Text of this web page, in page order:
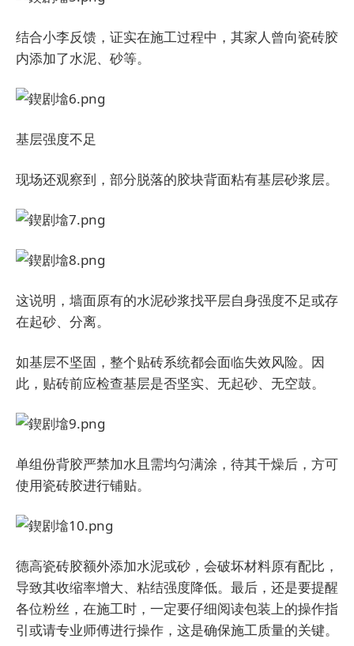
结合小李反馈，证实在施工过程中，其家人曾向瓷砖胶
内添加了水泥、砂等。
基层强度不足
现场还观察到，部分脱落的胶块背面粘有基层砂浆层。
这说明，墙面原有的水泥砂浆找平层自身强度不足或存
在起砂、分离。
如基层不坚固，整个贴砖系统都会面临失效风险。因
此，贴砖前应检查基层是否坚实、无起砂、无空鼓。
单组份背胶严禁加水且需均匀满涂，待其干燥后，方可
使用瓷砖胶进行铺贴。
德高瓷砖胶额外添加水泥或砂，会破坏材料原有配比，
导致其收缩率增大、粘结强度降低。最后，还是要提醒
各位粉丝，在施工时，一定要仔细阅读包装上的操作指
引或请专业师傅进行操作，这是确保施工质量的关键。